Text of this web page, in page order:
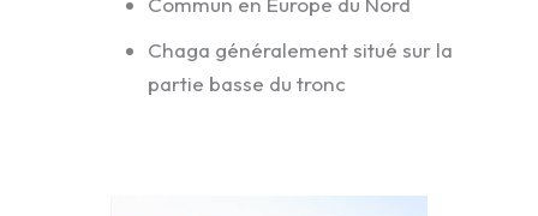
Chaga généralement situé sur la
partie basse du tronc